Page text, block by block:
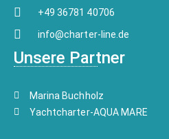
+49 36781 40706
info@charter-line.de
Unsere Partner
Marina Buchholz
Yachtcharter-AQUA MARE